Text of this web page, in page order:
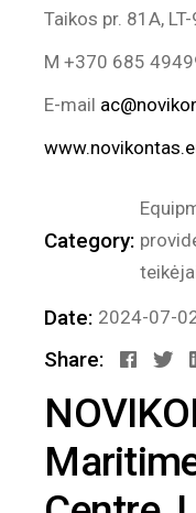
Taikos pr. 81A,
M +370 685
E-mail
Category:
Date: 2024-07-
Share: